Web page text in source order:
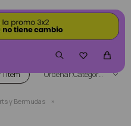

COLOR MARRÓN
Categoría
y Bermudas